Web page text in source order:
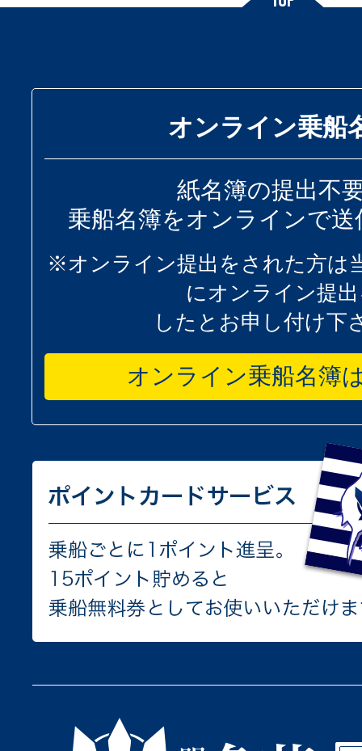
オンライン乗船
紙名簿の提出不
乗船名簿をオンラインで
※オンライン提出をされた方は
にオンライン提
したとお申し付け下
オンライン乗船名簿